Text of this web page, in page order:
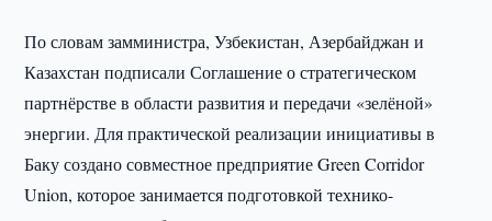
По словам замминистра, Узбекистан, Азербайджан и
Казахстан подписали Соглашение о стратегическом
партнёрстве в области развития и передачи «зелёной»
энергии. Для практической реализации инициативы в
Баку создано совместное предприятие Green Corridor
Union, которое занимается подготовкой технико-